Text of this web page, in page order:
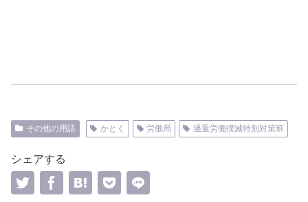
その他の用語 かとく 労働局 過重労働撲滅特別対策班
シェアする